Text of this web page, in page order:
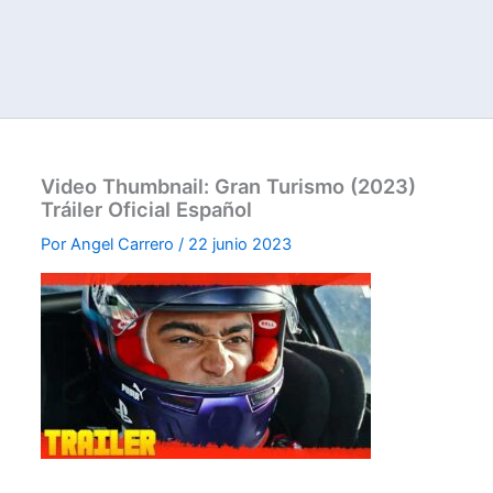
Video Thumbnail: Gran Turismo (2023)
Tráiler Oficial Español
PorAngel Carrero/ 22 junio 2023